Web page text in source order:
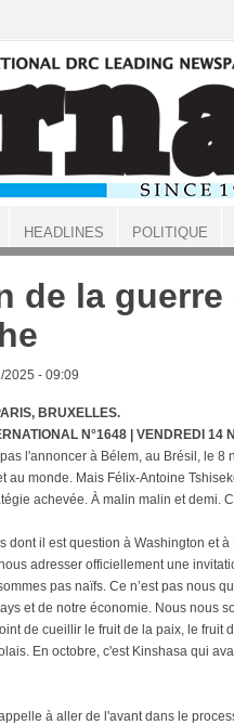
de la guerre
2025 - 09:09
BRUXELLES.
N°1648 | VENDREDI 14
pas l'annoncer à Bélem, au Brésil, le 8
au monde. Mais Félix-Antoine
achevée. À malin malin et demi.
il est question à Washington et
adresser officiellement une
pas naïfs. Ce n’est pas nous
et de notre économie. Nous nous
de cueillir le fruit de la paix, le fruit
En octobre, c'est Kinshasa qui
à aller de l'avant dans le
HEADLINES POLITIQUE